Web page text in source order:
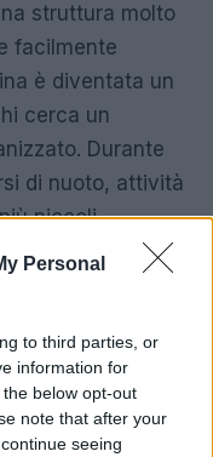
Personal
to third parties, or
information for
below opt-out
note that after your
seeing
struttura molto
facilmente
è diventata un
cerca un
Durante
di nuoto, attività
piccoli.
il Relais Bellaria
centro.